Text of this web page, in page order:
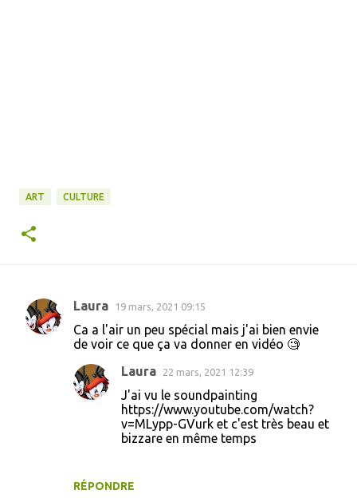
ART CULTURE
C
Laura 19 mars, 2021 09:15
Ca a l'air un peu spécial mais j'ai bien envie
de voir ce que ça va donner en vidéo 🧐
RÉPONDRE
Laura 22 mars, 2021 12:39
J'ai vu le soundpainting
https://www.youtube.com/watch?
v=MLypp-GVurk et c'est très beau et
bizzare en même temps